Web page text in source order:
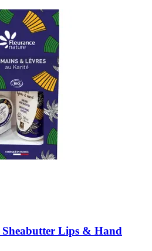
Sheabutter Lips & Hand